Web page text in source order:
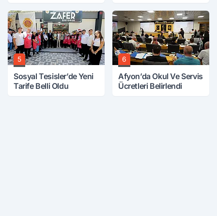
5
Sosyal Tesisler’de Yeni
Tarife Belli Oldu
6
Afyon’da Okul Ve Servis
Ücretleri Belirlendi